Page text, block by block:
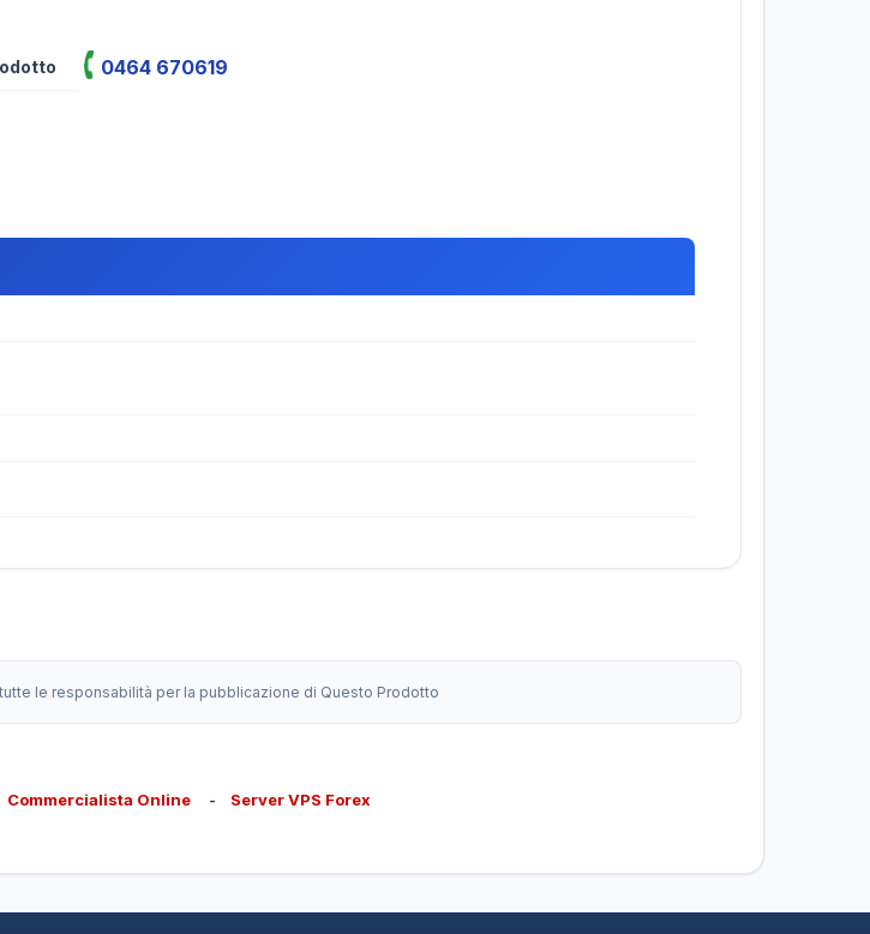
0464 670619
le responsabilità per la pubblicazione di Questo Prodotto
Commercialista Online - Server VPS Forex